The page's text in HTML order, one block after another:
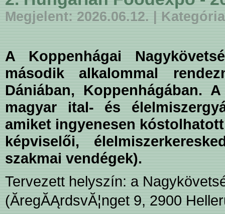
Megjelent: 2026.06.12. |
A Koppenhágai
második alkalommal
Dániában, Koppenhágában.
magyar ital- és
amiket ingyenesen
képviselői,
szakmai vendégek).
Tervezett helyszín: a
(ĂregĂĄrdsvĂ¦nget 9, 2900